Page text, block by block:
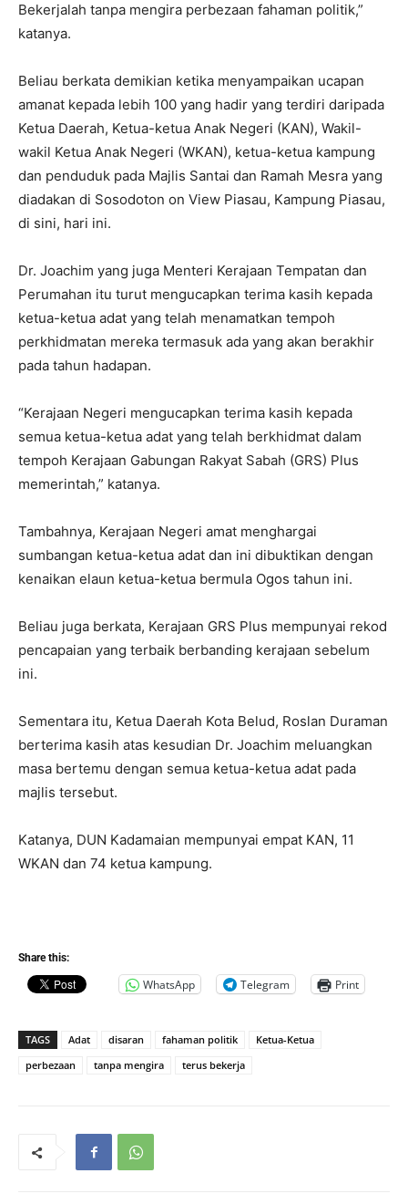
Bekerjalah tanpa mengira perbezaan fahaman politik,”
katanya.
Beliau berkata demikian ketika menyampaikan ucapan
amanat kepada lebih 100 yang hadir yang terdiri daripada
Ketua Daerah, Ketua-ketua Anak Negeri (KAN), Wakil-
wakil Ketua Anak Negeri (WKAN), ketua-ketua kampung
dan penduduk pada Majlis Santai dan Ramah Mesra yang
diadakan di Sosodoton on View Piasau, Kampung Piasau,
di sini, hari ini.
Dr. Joachim yang juga Menteri Kerajaan Tempatan dan
Perumahan itu turut mengucapkan terima kasih kepada
ketua-ketua adat yang telah menamatkan tempoh
perkhidmatan mereka termasuk ada yang akan berakhir
pada tahun hadapan.
“Kerajaan Negeri mengucapkan terima kasih kepada
semua ketua-ketua adat yang telah berkhidmat dalam
tempoh Kerajaan Gabungan Rakyat Sabah (GRS) Plus
memerintah,” katanya.
Tambahnya, Kerajaan Negeri amat menghargai
sumbangan ketua-ketua adat dan ini dibuktikan dengan
kenaikan elaun ketua-ketua bermula Ogos tahun ini.
Beliau juga berkata, Kerajaan GRS Plus mempunyai rekod
pencapaian yang terbaik berbanding kerajaan sebelum
ini.
Sementara itu, Ketua Daerah Kota Belud, Roslan Duraman
berterima kasih atas kesudian Dr. Joachim meluangkan
masa bertemu dengan semua ketua-ketua adat pada
majlis tersebut.
Katanya, DUN Kadamaian mempunyai empat KAN, 11
WKAN dan 74 ketua kampung.
Share this:
WhatsApp Telegram Print
TAGS Adat disaran fahaman politik
Ketua-Ketua
perbezaan
tanpa mengira terus bekerja